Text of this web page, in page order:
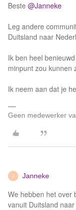
Beste @Janneke
Leg andere
Duitsland naar
Ik ben heel
minpunt zou kunnen
Ik neem aan dat je
Geen medewerker
J Janneke
We hebben het over
vanuit Duitsland